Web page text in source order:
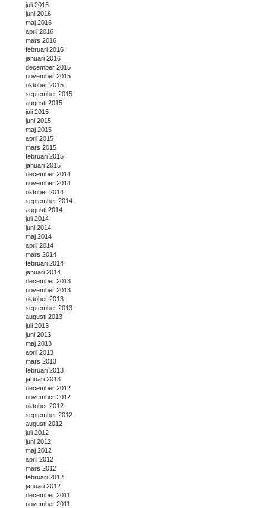
juli 2016
juni 2016
maj 2016
april 2016
mars 2016
februari 2016
januari 2016
december 2015
november 2015
oktober 2015
september 2015
augusti 2015
juli 2015
juni 2015
maj 2015
april 2015
mars 2015
februari 2015
januari 2015
december 2014
november 2014
oktober 2014
september 2014
augusti 2014
juli 2014
juni 2014
maj 2014
april 2014
mars 2014
februari 2014
januari 2014
december 2013
november 2013
oktober 2013
september 2013
augusti 2013
juli 2013
juni 2013
maj 2013
april 2013
mars 2013
februari 2013
januari 2013
december 2012
november 2012
oktober 2012
september 2012
augusti 2012
juli 2012
juni 2012
maj 2012
april 2012
mars 2012
februari 2012
januari 2012
december 2011
november 2011